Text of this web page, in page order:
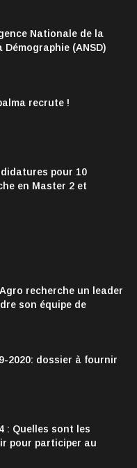
Nationale de la
(ANSD)
recrute !
pour 10
en Master 2 et
recherche un leader
son équipe de
2020: dossier à fournir
: Quelles sont les
pour participer au